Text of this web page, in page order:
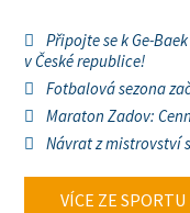
Připojte se k Ge-
v České republice!
Fotbalová sezona
Maraton Zadov:
Návrat z mistrovství
VÍCE ZE SPORTU